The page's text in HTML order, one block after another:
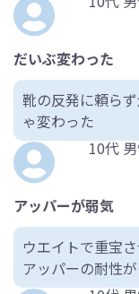
だいぶ変わった
靴の反発に頼ら
ゃ変わった
10代
アッパーが弱気
ウエイトで重宝
アッパーの耐性